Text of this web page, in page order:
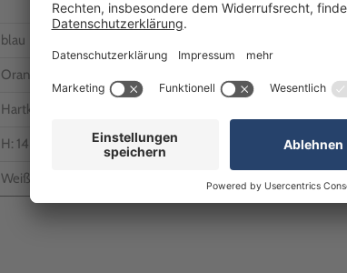
blau
Orange/Weiß
Hartkunststoff
H: 148 x B: 111 mm - jeder Bogen besteht aus 4 Einzelelemente
Weiß